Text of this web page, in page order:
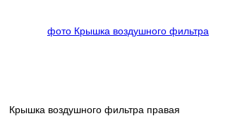
Крышка воздушного фильтра правая